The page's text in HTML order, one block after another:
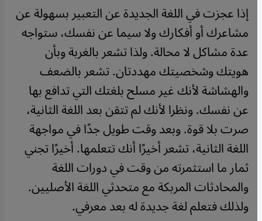
إذا عجزت في اللغة الجديدة عن التعبير بسهولة عن
مشاعرك أو أفكارك ولا سيما عن نفسك، ستواجه
عدة مشاكل لا محالة. ولذا تشعر بالغربة وبأن
هويتك وشخصيتك مهددتان. تشعر بالضعف
والهشاشة لأنك غير مسلح بلغتك التي تدافع بها
عن نفسك. ونظرا لأنك لم تتقن بعد اللغة الثانية،
صرت بلا قوة. وبعد وقت طويل جدًا في مواجهة
اللغة الثانية، تشعر أخيرًا أنك تتعلمها. أخيرًا تجني
ثمار ما استثمرته من وقت في دورات اللغة
والمحادثات المربكة مع متحدثي اللغة الأصليين.
ولذلك فتعلم لغة جديدة له بعد معرفي.